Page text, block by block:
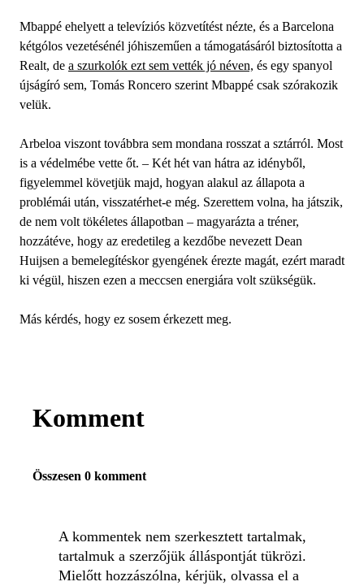
Mbappé ehelyett a televíziós közvetítést nézte, és a Barcelona
kétgólos vezetésénél jóhiszeműen a támogatásáról biztosította a
Realt, de a szurkolók ezt sem vették jó néven, és egy spanyol
újságíró sem, Tomás Roncero szerint Mbappé csak szórakozik
velük.
Arbeloa viszont továbbra sem mondana rosszat a sztárról. Most
is a védelmébe vette őt. – Két hét van hátra az idényből,
figyelemmel követjük majd, hogyan alakul az állapota a
problémái után, visszatérhet-e még. Szerettem volna, ha játszik,
de nem volt tökéletes állapotban – magyarázta a tréner,
hozzátéve, hogy az eredetileg a kezdőbe nevezett Dean
Huijsen a bemelegítéskor gyengének érezte magát, ezért maradt
ki végül, hiszen ezen a meccsen energiára volt szükségük.
Más kérdés, hogy ez sosem érkezett meg.
Komment
Összesen 0 komment
A kommentek nem szerkesztett tartalmak,
tartalmuk a szerzőjük álláspontját tükrözi.
Mielőtt hozzászólna, kérjük, olvassa el a